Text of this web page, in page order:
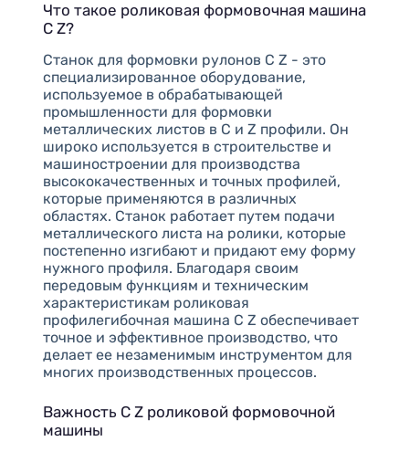
Что такое роликовая формовочная машина
C Z?
Станок для формовки рулонов C Z - это
специализированное оборудование,
используемое в обрабатывающей
промышленности для формовки
металлических листов в C и Z профили. Он
широко используется в строительстве и
машиностроении для производства
высококачественных и точных профилей,
которые применяются в различных
областях. Станок работает путем подачи
металлического листа на ролики, которые
постепенно изгибают и придают ему форму
нужного профиля. Благодаря своим
передовым функциям и техническим
характеристикам роликовая
профилегибочная машина C Z обеспечивает
точное и эффективное производство, что
делает ее незаменимым инструментом для
многих производственных процессов.
Важность C Z роликовой формовочной
машины